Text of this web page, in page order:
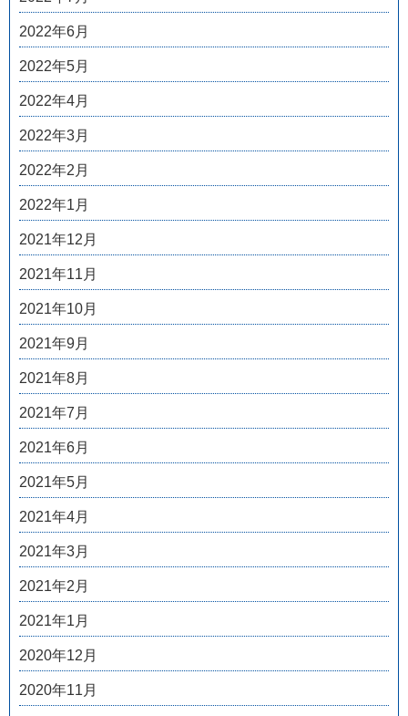
2022年6月
2022年5月
2022年4月
2022年3月
2022年2月
2022年1月
2021年12月
2021年11月
2021年10月
2021年9月
2021年8月
2021年7月
2021年6月
2021年5月
2021年4月
2021年3月
2021年2月
2021年1月
2020年12月
2020年11月